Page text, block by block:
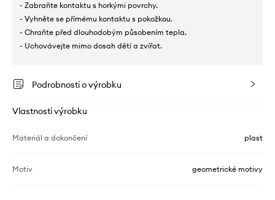
- Zabraňte kontaktu s horkými povrchy.
- Vyhněte se přímému kontaktu s pokožkou.
- Chraňte před dlouhodobým působením tepla.
- Uchovávejte mimo dosah dětí a zvířat.
Podrobnosti o výrobku
Vlastnosti výrobku
Materiál a dokončení plast
Motiv geometrické motivy